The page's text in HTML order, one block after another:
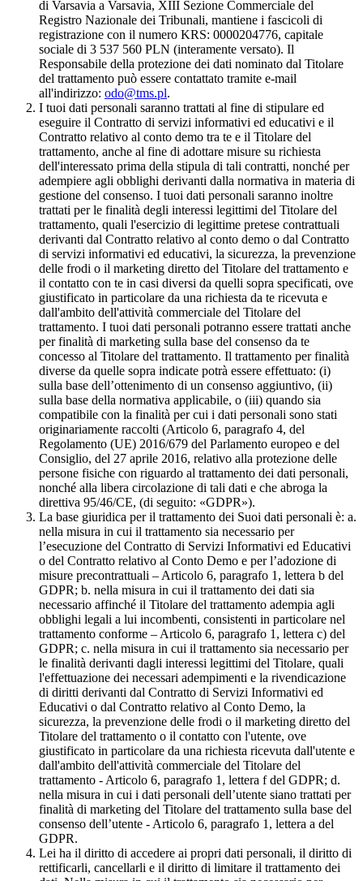
di Varsavia a Varsavia, XIII Sezione Commerciale del
Registro Nazionale dei Tribunali, mantiene i fascicoli di
registrazione con il numero KRS: 0000204776, capitale
sociale di 3 537 560 PLN (interamente versato). Il
Responsabile della protezione dei dati nominato dal Titolare
del trattamento può essere contattato tramite e-mail
all'indirizzo: odo@tms.pl.
I tuoi dati personali saranno trattati al fine di stipulare ed
eseguire il Contratto di servizi informativi ed educativi e il
Contratto relativo al conto demo tra te e il Titolare del
trattamento, anche al fine di adottare misure su richiesta
dell'interessato prima della stipula di tali contratti, nonché per
adempiere agli obblighi derivanti dalla normativa in materia di
gestione del consenso. I tuoi dati personali saranno inoltre
trattati per le finalità degli interessi legittimi del Titolare del
trattamento, quali l'esercizio di legittime pretese contrattuali
derivanti dal Contratto relativo al conto demo o dal Contratto
di servizi informativi ed educativi, la sicurezza, la prevenzione
delle frodi o il marketing diretto del Titolare del trattamento e
il contatto con te in casi diversi da quelli sopra specificati, ove
giustificato in particolare da una richiesta da te ricevuta e
dall'ambito dell'attività commerciale del Titolare del
trattamento. I tuoi dati personali potranno essere trattati anche
per finalità di marketing sulla base del consenso da te
concesso al Titolare del trattamento. Il trattamento per finalità
diverse da quelle sopra indicate potrà essere effettuato: (i)
sulla base dell’ottenimento di un consenso aggiuntivo, (ii)
sulla base della normativa applicabile, o (iii) quando sia
compatibile con la finalità per cui i dati personali sono stati
originariamente raccolti (Articolo 6, paragrafo 4, del
Regolamento (UE) 2016/679 del Parlamento europeo e del
Consiglio, del 27 aprile 2016, relativo alla protezione delle
persone fisiche con riguardo al trattamento dei dati personali,
nonché alla libera circolazione di tali dati e che abroga la
direttiva 95/46/CE, (di seguito: «GDPR»).
La base giuridica per il trattamento dei Suoi dati personali è: a.
nella misura in cui il trattamento sia necessario per
l’esecuzione del Contratto di Servizi Informativi ed Educativi
o del Contratto relativo al Conto Demo e per l’adozione di
misure precontrattuali – Articolo 6, paragrafo 1, lettera b del
GDPR; b. nella misura in cui il trattamento dei dati sia
necessario affinché il Titolare del trattamento adempia agli
obblighi legali a lui incombenti, consistenti in particolare nel
trattamento conforme – Articolo 6, paragrafo 1, lettera c) del
GDPR; c. nella misura in cui il trattamento sia necessario per
le finalità derivanti dagli interessi legittimi del Titolare, quali
l'effettuazione dei necessari adempimenti e la rivendicazione
di diritti derivanti dal Contratto di Servizi Informativi ed
Educativi o dal Contratto relativo al Conto Demo, la
sicurezza, la prevenzione delle frodi o il marketing diretto del
Titolare del trattamento o il contatto con l'utente, ove
giustificato in particolare da una richiesta ricevuta dall'utente e
dall'ambito dell'attività commerciale del Titolare del
trattamento - Articolo 6, paragrafo 1, lettera f del GDPR; d.
nella misura in cui i dati personali dell’utente siano trattati per
finalità di marketing del Titolare del trattamento sulla base del
consenso dell’utente - Articolo 6, paragrafo 1, lettera a del
GDPR.
Lei ha il diritto di accedere ai propri dati personali, il diritto di
rettificarli, cancellarli e il diritto di limitare il trattamento dei